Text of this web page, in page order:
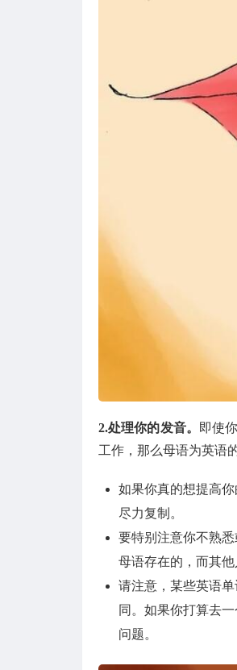
2.处理你的发音。
即使
工作，那么母语为英语
如果你真的想提高
尽力复制。
要特别注意你不熟
母语存在的，而其他
请注意，某些英语
同。如果你打算去
问题。